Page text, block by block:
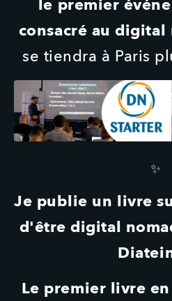
le premier
consacré au digital
se tiendra à Paris
✨
Je publie un livre
d'être digital
Le premier livre